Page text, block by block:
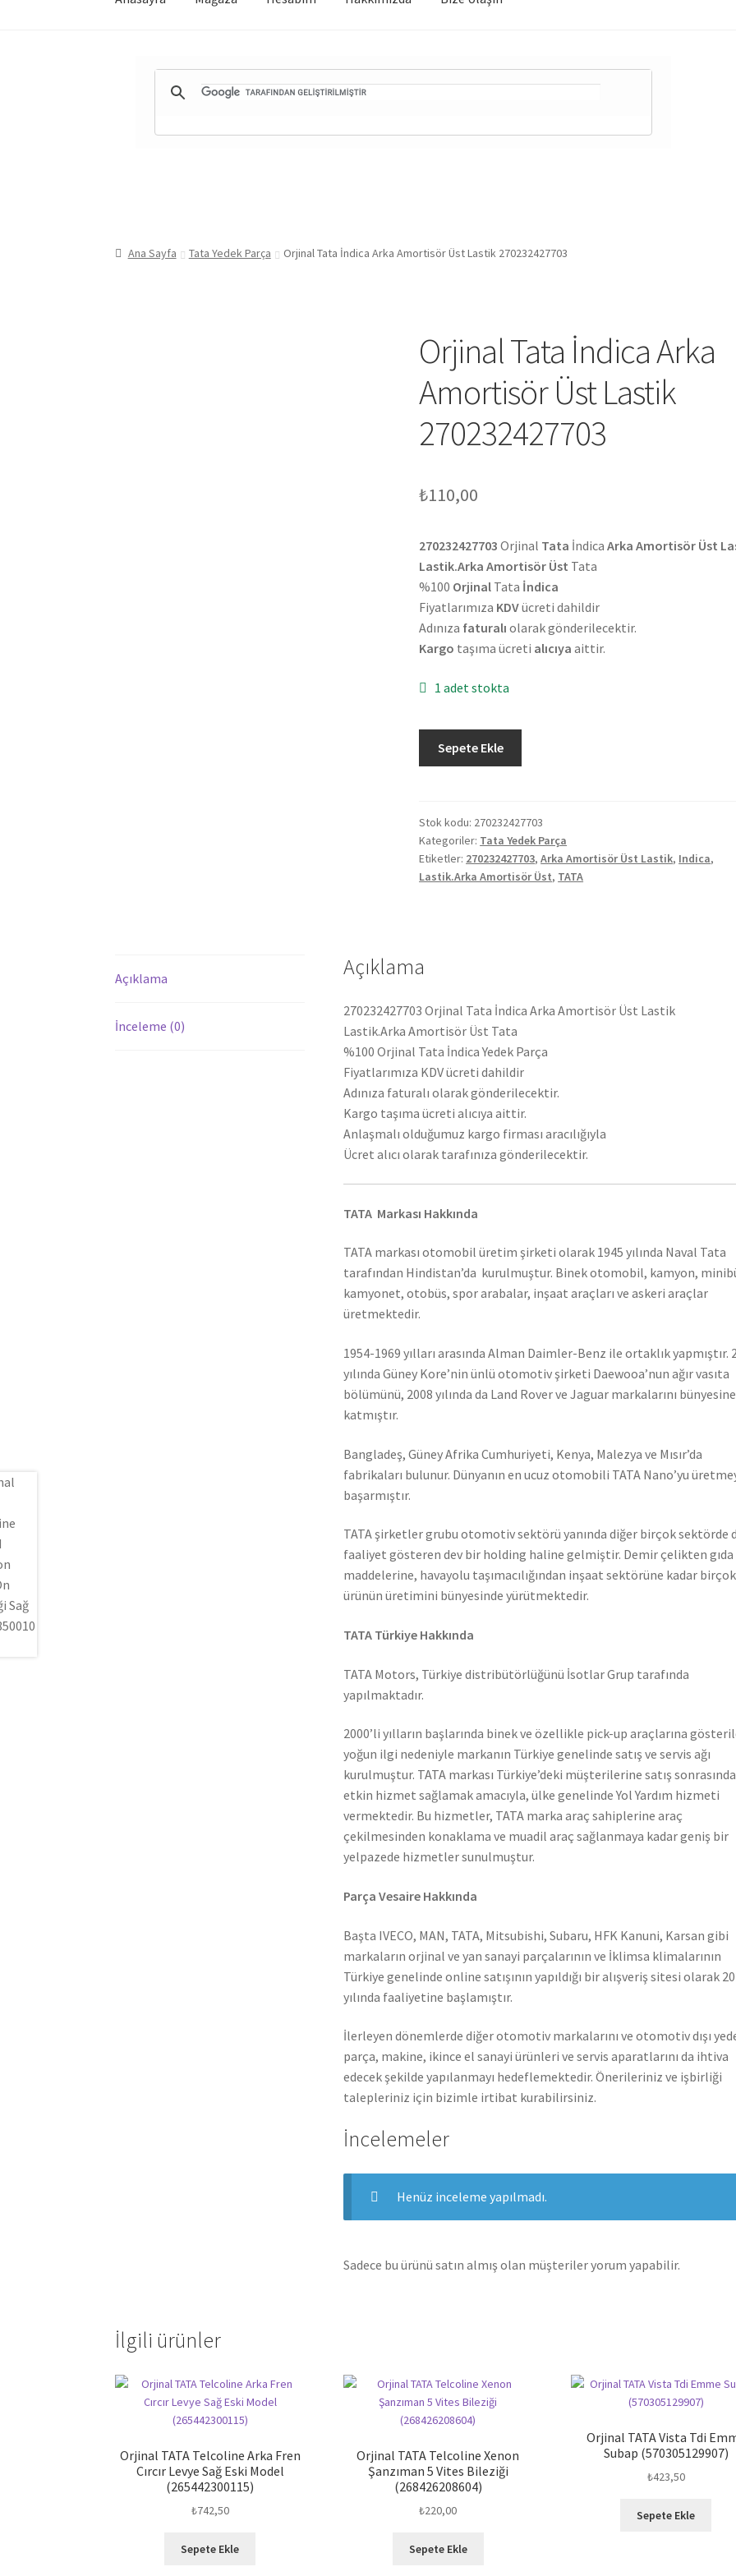
Ana Sayfa Tata Yedek Parça Orjinal Tata İndica Arka Amortisör Üst Lastik 270232427703
Orjinal Tata İndica Arka
Amortisör Üst Lastik
270232427703
₺110,00
270232427703 Orjinal Tata İndicaArka Amortisör Üst
Lastik.Arka Amortisör Üst Tata
%100 Orjinal Tata İndica
Fiyatlarımıza KDVücreti dahildir
Adınıza faturalı olarak gönderilecektir.
Kargo taşıma ücreti alıcıya aittir.
1 adet stokta
Amortisör
Üst
Lastik
270232427703
Sepete Ekle
Stok kodu: 270232427703
Kategoriler: Tata Yedek Parça
Etiketler: 270232427703,Arka Amortisör Üst Lastik, Indica,
Lastik.Arka Amortisör Üst, TATA
Açıklama
İnceleme (0)
Açıklama
270232427703 Orjinal Tata İndica Arka Amortisör Üst Lastik
Lastik.Arka Amortisör Üst Tata
%100 Orjinal Tata İndica Yedek Parça
Fiyatlarımıza KDV ücreti dahildir
Adınıza faturalı olarak gönderilecektir.
Kargo taşıma ücreti alıcıya aittir.
Anlaşmalı olduğumuz kargo firması aracılığıyla
Ücret alıcı olarak tarafınıza gönderilecektir.
TATA Markası Hakkında
TATA markası otomobil üretim şirketi olarak 1945 yılında Naval Tata
tarafından Hindistan’da kurulmuştur. Binek otomobil, kamyon,
kamyonet, otobüs, spor arabalar, inşaat araçları ve askeri araçlar
üretmektedir.
1954-1969 yılları arasında Alman Daimler-Benz ile ortaklık yapmıştır.
yılında Güney Kore’nin ünlü otomotiv şirketi Daewooa’nun ağır vasıta
bölümünü, 2008 yılında da Land Rover ve Jaguar markalarını bünyesine
katmıştır.
Bangladeş, Güney Afrika Cumhuriyeti, Kenya, Malezya ve Mısır’da
fabrikaları bulunur. Dünyanın en ucuz otomobili TATA Nano’yu
başarmıştır.
TATA şirketler grubu otomotiv sektörü yanında diğer birçok sektörde
faaliyet gösteren dev bir holding haline gelmiştir. Demir çelikten gıda
maddelerine, havayolu taşımacılığından inşaat sektörüne kadar birçok
ürünün üretimini bünyesinde yürütmektedir.
TATA Türkiye Hakkında
TATA Motors, Türkiye distribütörlüğünü İsotlar Grup tarafında
yapılmaktadır.
2000’li yılların başlarında binek ve özellikle pick-up araçlarına
yoğun ilgi nedeniyle markanın Türkiye genelinde satış ve servis ağı
kurulmuştur. TATA markası Türkiye’deki müşterilerine satış
etkin hizmet sağlamak amacıyla, ülke genelinde Yol Yardım hizmeti
vermektedir. Bu hizmetler, TATA marka araç sahiplerine araç
çekilmesinden konaklama ve muadil araç sağlanmaya kadar geniş bir
yelpazede hizmetler sunulmuştur.
Parça Vesaire Hakkında
Başta IVECO, MAN, TATA, Mitsubishi, Subaru, HFK Kanuni, Karsan gibi
markaların orjinal ve yan sanayi parçalarının ve İklimsa klimalarının
Türkiye genelinde online satışının yapıldığı bir alışveriş sitesi olarak
yılında faaliyetine başlamıştır.
İlerleyen dönemlerde diğer otomotiv markalarını ve otomotiv dışı
parça, makine, ikince el sanayi ürünleri ve servis aparatlarını da ihtiva
edecek şekilde yapılanmayı hedeflemektedir. Önerileriniz ve işbirliği
talepleriniz için bizimle irtibat kurabilirsiniz.
İncelemeler
Henüz inceleme yapılmadı.
Sadece bu ürünü satın almış olan müşteriler yorum yapabilir.
İlgili ürünler
Orjinal TATA Telcoline Arka Fren
Cırcır Levye Sağ Eski Model
(265442300115)
₺742,50
Sepete Ekle
Orjinal TATA Telcoline Xenon
Şanzıman 5 Vites Bileziği
(268426208604)
₺220,00
Sepete Ekle
Orjinal TATA Vista Tdi
Subap (570305129907)
₺423,50
Sepete Ekle